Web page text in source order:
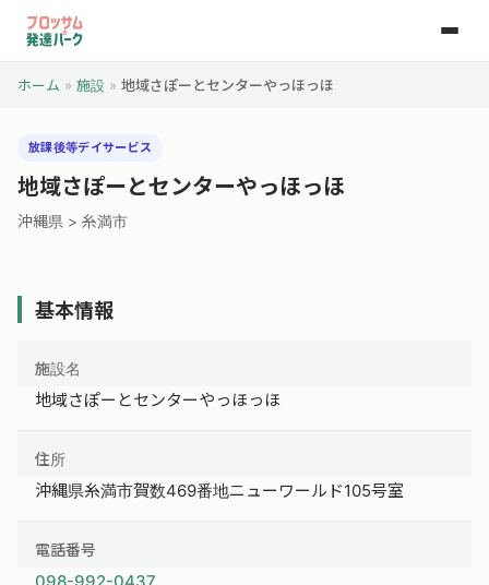
ホーム » 施設 » 地域さぽーとセンターやっほっほ
放課後等デイサービス
地域さぽーとセンターやっほっほ
沖縄県 > 糸満市
基本情報
施設名
地域さぽーとセンターやっほっほ
住所
沖縄県糸満市賀数469番地ニューワールド105号室
電話番号